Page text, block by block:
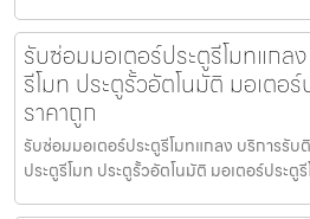
รับซ่อมมอเตอร์ประตูรีโมทแกล
รีโมท ประตูรั้วอัตโนมัติ มอเตอ
ราคาถูก
รับซ่อมมอเตอร์ประตูรีโมทแกลง บริการรับ
ประตูรีโมท ประตูรั้วอัตโนมัติ มอเตอร์ประตู